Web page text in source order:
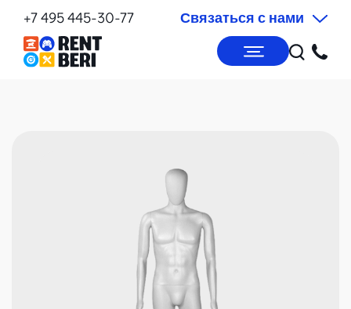
+7 495 445-30-77 Связаться с нами